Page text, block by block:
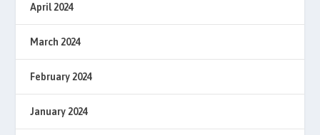
April 2024
March 2024
February 2024
January 2024